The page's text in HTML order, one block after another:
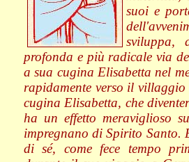
suoi e
profonda e più radicale via
a sua cugina Elisabetta nel
rapidamente verso il
cugina Elisabetta, che
ha un effetto meraviglioso
impregnano di Spirito Santo.
di sé, come fece tempo